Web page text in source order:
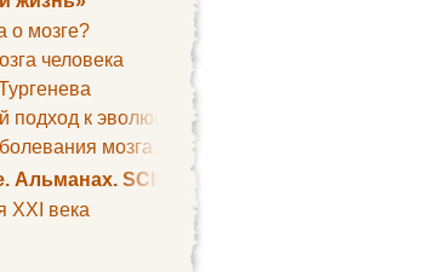
о мозге?
человека
подход к эволюции мозга
мозга. Все может начаться с
Альманах. SCIENTIFIC AMERICAN
XXI века